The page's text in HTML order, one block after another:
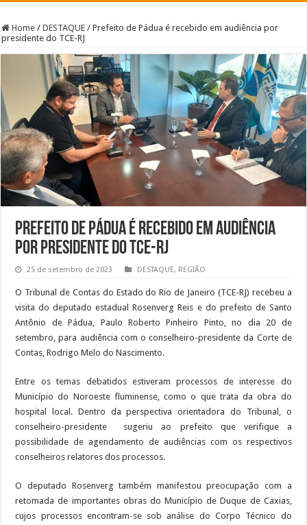
Home / DESTAQUE / Prefeito de Pádua é recebido em audiência por
presidente do TCE-RJ
Prefeito de Pádua é recebido em audiência
por presidente do TCE-RJ
25 de setembro de 2023 DESTAQUE, REGIÃO
O Tribunal de Contas do Estado do Rio de Janeiro (TCE-RJ) recebeu a
visita do deputado estadual Rosenverg Reis e do prefeito de Santo
Antônio de Pádua, Paulo Roberto Pinheiro Pinto, no dia 20 de
setembro, para audiência com o conselheiro-presidente da Corte de
Contas, Rodrigo Melo do Nascimento.
Entre os temas debatidos estiveram processos de interesse do
Município do Noroeste fluminense, como o que trata da obra do
hospital local. Dentro da perspectiva orientadora do Tribunal, o
conselheiro-presidente sugeriu ao prefeito que verifique a
possibilidade de agendamento de audiências com os respectivos
conselheiros relatores dos processos.
O deputado Rosenverg também manifestou preocupação com a
retomada de importantes obras do Município de Duque de Caxias,
cujos processos encontram-se sob análise do Corpo Técnico do